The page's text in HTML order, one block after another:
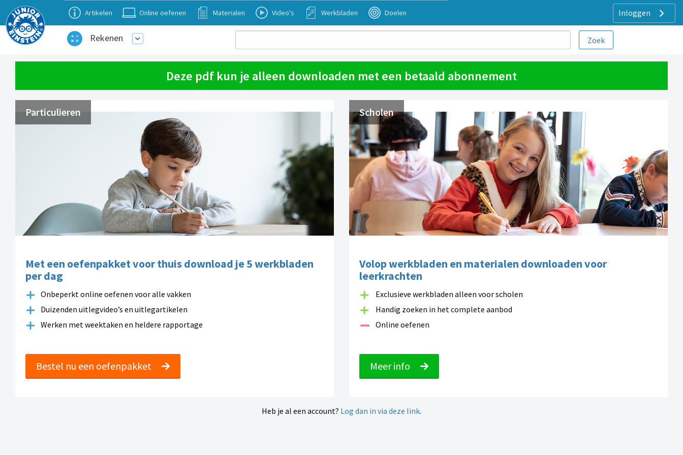
Inloggen
Artikelen Online oefenen Materialen Video's Werkbladen Doelen
Rekenen
Deze pdf kun je alleen downloaden met een betaald abonnement
Particulieren
Met een oefenpakket voor thuis download je 5 werkbladen
per dag
Onbeperkt online oefenen voor alle vakken
Duizenden uitlegvideo’s en uitlegartikelen
Werken met weektaken en heldere rapportage
Bestel nu een oefenpakket
Scholen
Volop werkbladen en materialen downloaden voor
leerkrachten
Exclusieve werkbladen alleen voor scholen
Handig zoeken in het complete aanbod
Online oefenen
Meer info
Heb je al een account? Log dan in via deze link.